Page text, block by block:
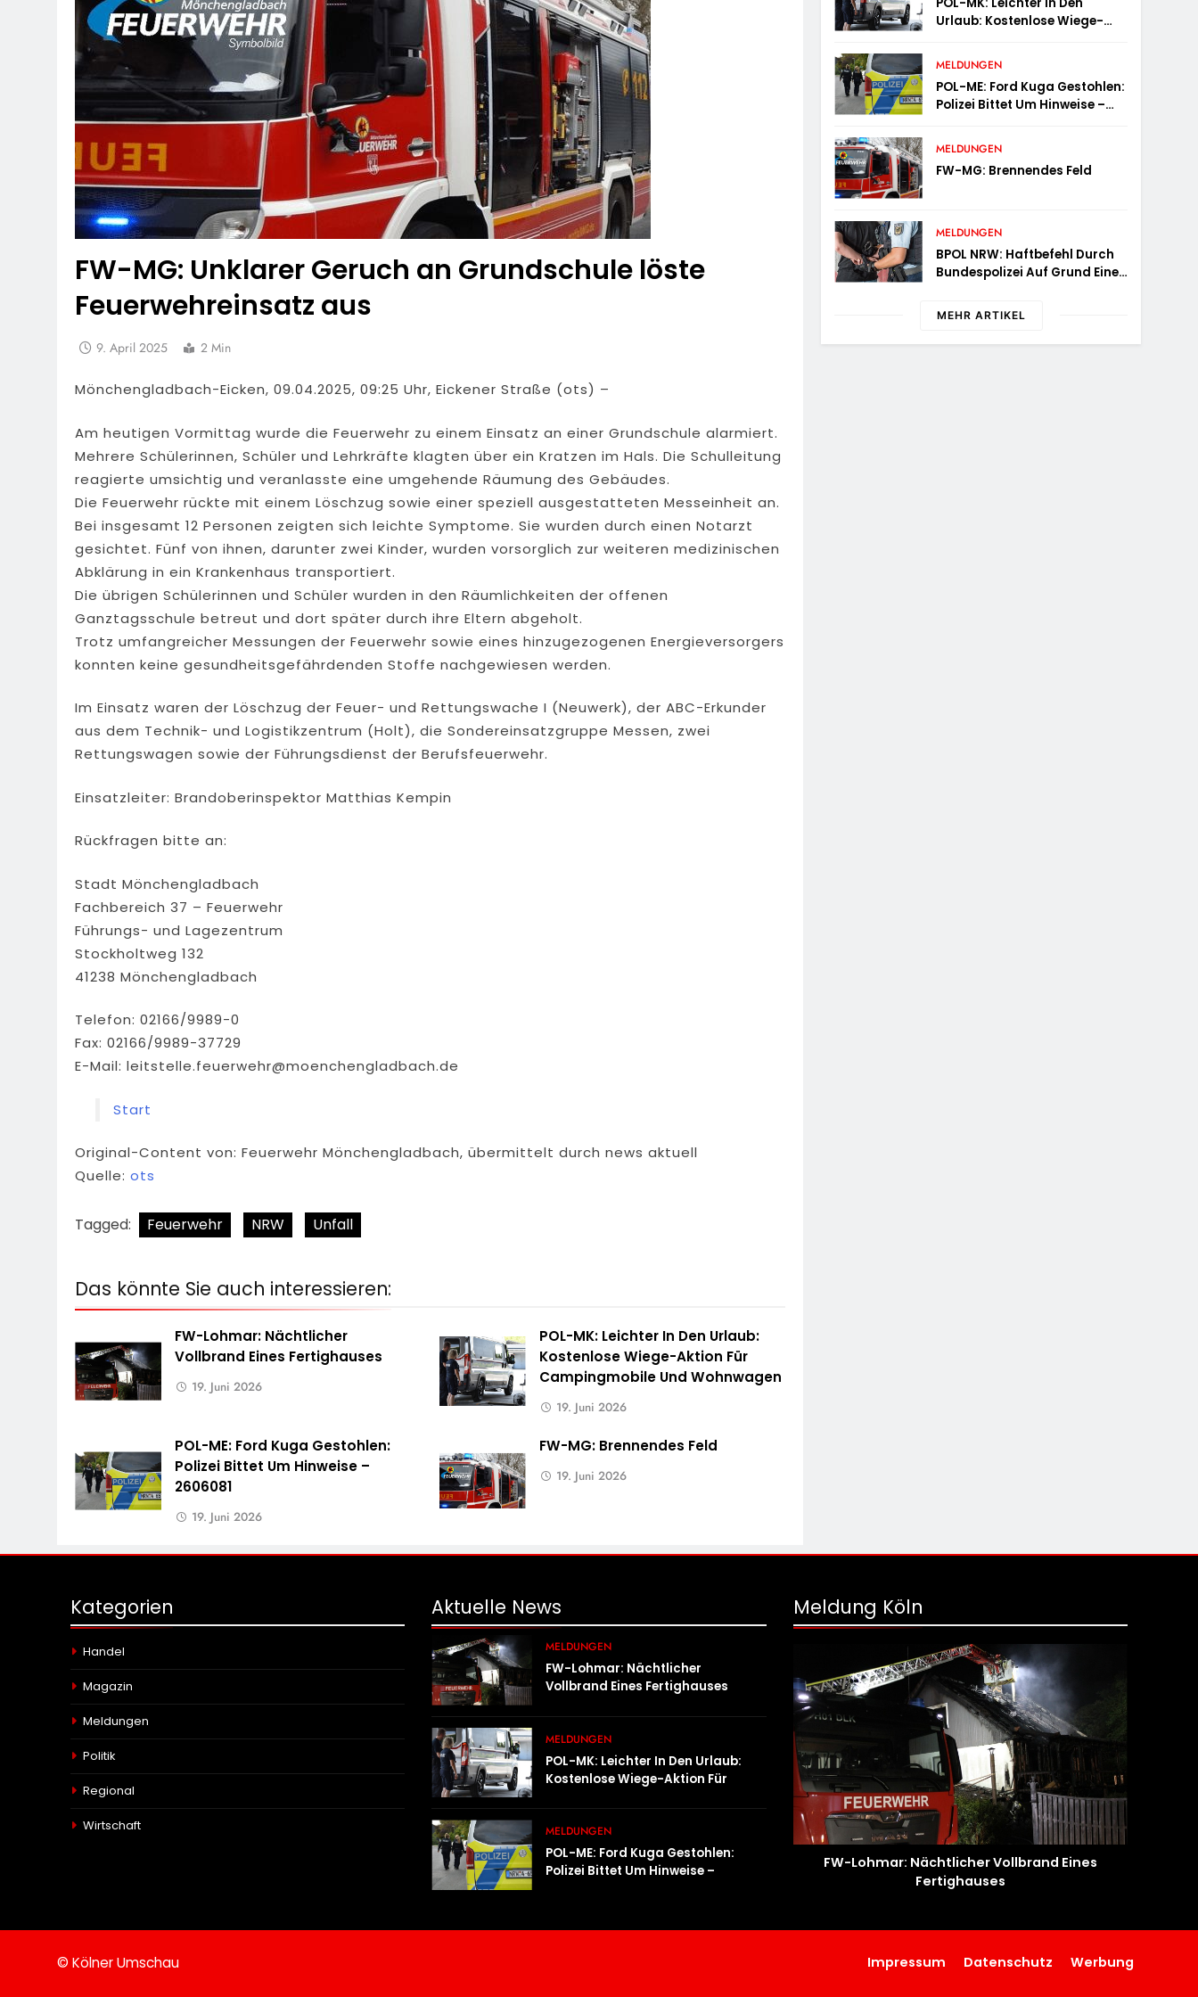
FW-MG: Unklarer Geruch an Grundschule löste
Feuerwehreinsatz aus
9. April 2025 2 Min
Mönchengladbach-Eicken, 09.04.2025, 09:25 Uhr, Eickener Straße (ots) –
Am heutigen Vormittag wurde die Feuerwehr zu einem Einsatz an einer Grundschule alarmiert.
Mehrere Schülerinnen, Schüler und Lehrkräfte klagten über ein Kratzen im Hals. Die Schulleitung
reagierte umsichtig und veranlasste eine umgehende Räumung des Gebäudes.
Die Feuerwehr rückte mit einem Löschzug sowie einer speziell ausgestatteten Messeinheit an.
Bei insgesamt 12 Personen zeigten sich leichte Symptome. Sie wurden durch einen Notarzt
gesichtet. Fünf von ihnen, darunter zwei Kinder, wurden vorsorglich zur weiteren medizinischen
Abklärung in ein Krankenhaus transportiert.
Die übrigen Schülerinnen und Schüler wurden in den Räumlichkeiten der offenen
Ganztagsschule betreut und dort später durch ihre Eltern abgeholt.
Trotz umfangreicher Messungen der Feuerwehr sowie eines hinzugezogenen Energieversorgers
konnten keine gesundheitsgefährdenden Stoffe nachgewiesen werden.
Im Einsatz waren der Löschzug der Feuer- und Rettungswache I (Neuwerk), der ABC-Erkunder
aus dem Technik- und Logistikzentrum (Holt), die Sondereinsatzgruppe Messen, zwei
Rettungswagen sowie der Führungsdienst der Berufsfeuerwehr.
Einsatzleiter: Brandoberinspektor Matthias Kempin
Rückfragen bitte an:
Stadt Mönchengladbach
Fachbereich 37 – Feuerwehr
Führungs- und Lagezentrum
Stockholtweg 132
41238 Mönchengladbach
Telefon: 02166/9989-0
Fax: 02166/9989-37729
E-Mail: leitstelle.feuerwehr@moenchengladbach.de
Start
Original-Content von: Feuerwehr Mönchengladbach, übermittelt durch news aktuell
Quelle: ots
Tagged: Feuerwehr NRW Unfall
Das könnte Sie auch interessieren:
FW-Lohmar: Nächtlicher
Vollbrand Eines Fertighauses
19. Juni 2026
POL-MK: Leichter In Den Urlaub:
Kostenlose Wiege-Aktion Für
Campingmobile Und Wohnwagen
19. Juni 2026
POL-ME: Ford Kuga Gestohlen:
Polizei Bittet Um Hinweise –
2606081
19. Juni 2026
FW-MG: Brennendes Feld
19. Juni 2026
Urlaub: Kostenlose Wiege-
Und Wohnwagen
MELDUNGEN
POL-ME: Ford Kuga Gestohlen:
Polizei Bittet Um Hinweise –
MELDUNGEN
FW-MG: Brennendes Feld
MELDUNGEN
BPOL NRW: Haftbefehl Durch
Bundespolizei Auf Grund Eines
Vollstreckt
MEHR ARTIKEL
Kategorien
Handel
Magazin
Meldungen
Politik
Regional
Wirtschaft
Aktuelle News
MELDUNGEN
FW-Lohmar: Nächtlicher
Vollbrand Eines Fertighauses
MELDUNGEN
POL-MK: Leichter In Den Urlaub:
Kostenlose Wiege-Aktion Für
MELDUNGEN
POL-ME: Ford Kuga Gestohlen:
Polizei Bittet Um Hinweise –
Meldung Köln
FW-Lohmar: Nächtlicher Vollbrand Eines
Fertighauses
© Kölner Umschau Impressum Datenschutz Werbung